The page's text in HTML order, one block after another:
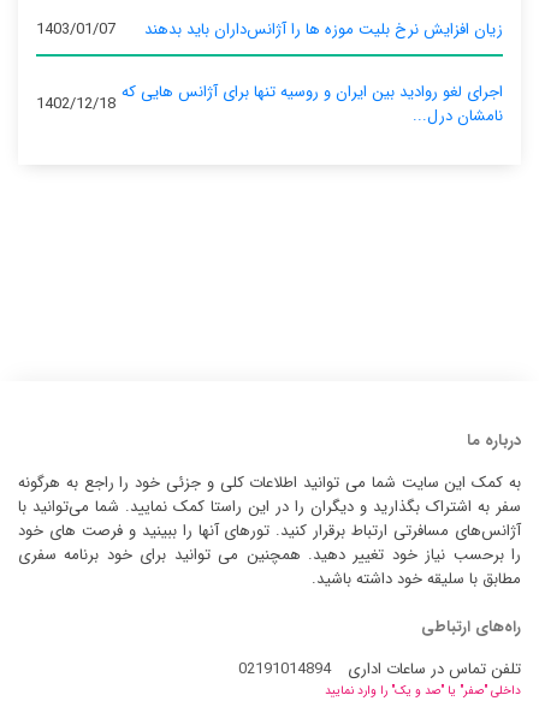
زیان افزایش نرخ بلیت موزه ها را آژانس‌داران باید بدهند 1403/01/07
اجرای لغو روادید بین ایران و روسیه تنها برای آژانس‌ هایی که
نامشان درل...
1402/12/18
درباره ما
به کمک این سایت شما می توانید اطلاعات کلی و جزئی خود را راجع به هرگونه
سفر به اشتراک بگذارید و دیگران را در این راستا کمک نمایید. شما می‌توانید با
آژانس‌های مسافرتی ارتباط برقرار کنید. تورهای آنها را ببینید و فرصت های خود
را برحسب نیاز خود تغییر دهید. همچنین می توانید برای خود برنامه سفری
مطابق با سلیقه خود داشته باشید.
راه‌های ارتباطی
تلفن تماس در ساعات اداری
02191014894
داخلی "صفر" یا "صد و یک" را وارد نمایید